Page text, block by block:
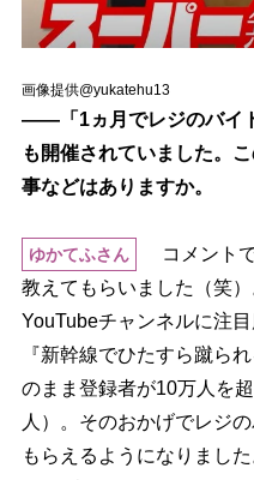
画像提供@yukatehu13
――「1ヵ月でレジのバイ
も開催されていました。
事などはありますか。
ゆかてふさん
コメント
教えてもらいました（笑
YouTubeチャンネルに注
『新幹線でひたすら蹴ら
のまま登録者が10万人を
人）。そのおかげでレジ
もらえるようになりまし